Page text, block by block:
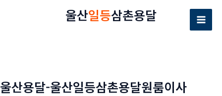
뛰
울산일등삼촌용달
Main
울산용달-울산일등삼촌용달원룸이사